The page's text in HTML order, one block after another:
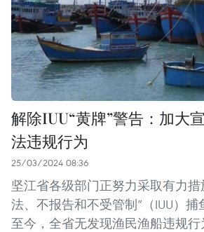
解除IUU“黄牌”警告：加大
法违规行为
25/03/2024 08:36
坚江省各级部门正努力采取有力
法、不报告和不受管制”（IUU）捕
至今，全省无发现渔民渔船违规行